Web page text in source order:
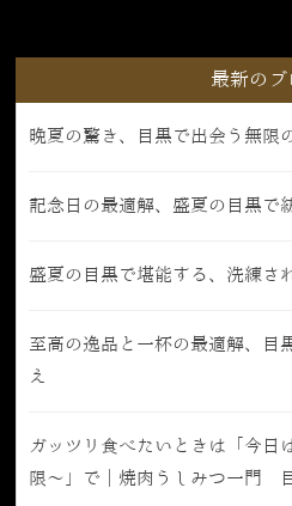
最新のブ
晩夏の驚き、目黒で出会う無限
記念日の最適解、盛夏の目黒で
盛夏の目黒で堪能する、洗練さ
至高の逸品と一杯の最適解、目
え
ガッツリ食べたいときは「今日
限〜」で｜焼肉うしみつ一門